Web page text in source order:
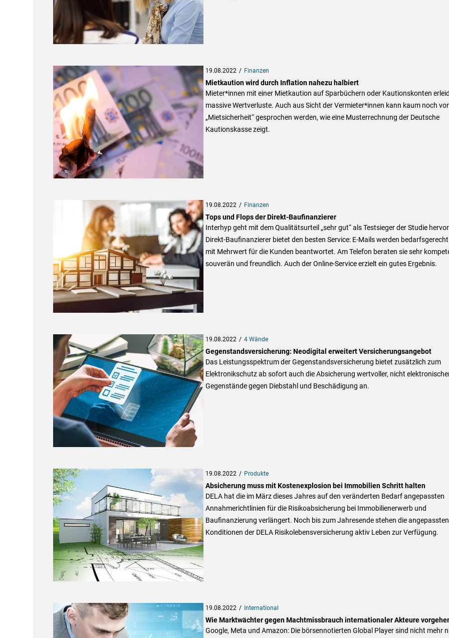
19.08.2022 Finanzen
Mietkaution wird durch Inflation nahezu halbiert
Mieter*innen mit einer Mietkaution auf Sparbüchern oder Kautionskonten
massive Wertverluste. Auch aus Sicht der Vermieter*innen kann kaum noch
„Mietsicherheit“ gesprochen werden, wie eine Musterrechnung der Deutsche
Kautionskasse zeigt.
19.08.2022 Finanzen
Tops und Flops der Direkt-Baufinanzierer
Interhyp geht mit dem Qualitätsurteil „sehr gut“ als Testsieger der Studie
Direkt-Baufinanzierer bietet den besten Service: E-Mails werden
mit Mehrwert für die Kunden beantwortet. Am Telefon beraten sie sehr
souverän und freundlich. Auch der Online-Service erzielt ein gutes Ergebnis.
19.08.2022 4 Wände
Gegenstandsversicherung: Neodigital erweitert Versicherungsangebot
Das Leistungsspektrum der Gegenstandsversicherung bietet zusätzlich zum
Elektronikschutz ab sofort auch die Absicherung wertvoller, nicht
Gegenstände gegen Diebstahl und Beschädigung an.
19.08.2022 Produkte
Absicherung muss mit Kostenexplosion bei Immobilien Schritt halten
DELA hat die im März dieses Jahres auf den veränderten Bedarf angepassten
Annahmerichtlinien für die Risikoabsicherung bei Immobilienerwerb und
Baufinanzierung verlängert. Noch bis zum Jahresende stehen die angepassten
Konditionen der DELA Risikolebensversicherung aktiv Leben zur Verfügung.
19.08.2022 International
Wie Marktwächter gegen Machtmissbrauch internationaler Akteure
Google, Meta und Amazon: Die börsennotierten Global Player sind nicht mehr